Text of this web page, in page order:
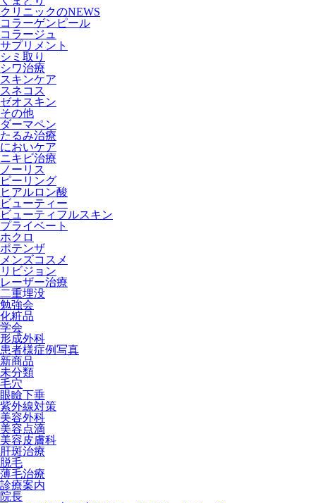
クリニックのNEWS
コラーゲンピール
コラージュ
サプリメント
シミ取り
シワ治療
スキンケア
スネコス
ゼオスキン
その他
ダーマペン
たるみ治療
においケア
ニキビ治療
ノーリス
ピーリング
ヒアルロン酸
ビューティー
ビューティフルスキン
プライベート
ホクロ
ポテンザ
メンズコスメ
リビジョン
レーザー治療
二重埋没
勉強会
化粧品
学会
形成外科
患者様症例写真
新商品
未分類
毛穴
眼瞼下垂
紫外線対策
美容外科
美容点滴
美容皮膚科
肝斑治療
脱毛
薄毛治療
診療案内
院長